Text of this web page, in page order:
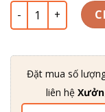
Bộ trà sứ thấp vẽ
Đặt mua số
liên hệ